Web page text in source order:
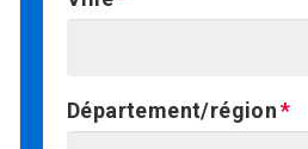
Département/région